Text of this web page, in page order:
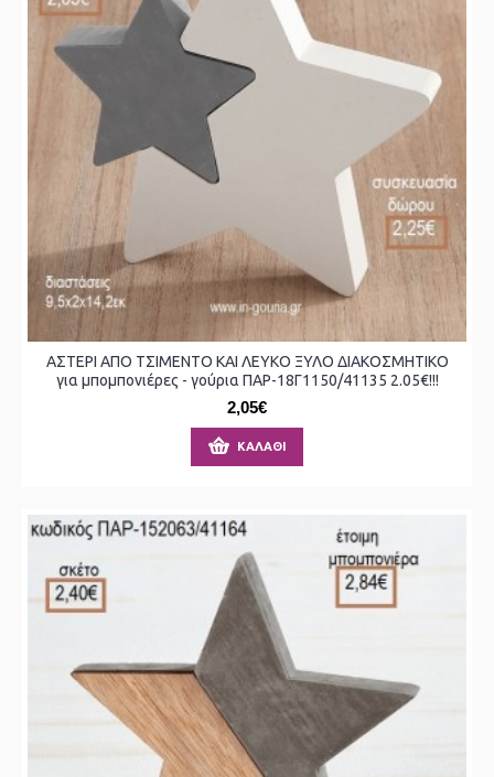
ΑΣΤΕΡΙ ΑΠΟ ΤΣΙΜΕΝΤΟ ΚΑΙ ΛΕΥΚΟ ΞΥΛΟ ΔΙΑΚΟΣΜΗΤΙΚΟ
για μπομπονιέρες - γούρια ΠΑΡ-18Γ1150/41135 2.05€!!!
2,05€
ΚΑΛΆΘΙ